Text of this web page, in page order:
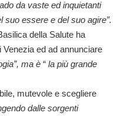
da vaste ed inquietanti
essere e del suo agire”.
della Salute ha
ed ad annunciare
ma è “ la più grande
mutevole e scegliere
dalle sorgenti